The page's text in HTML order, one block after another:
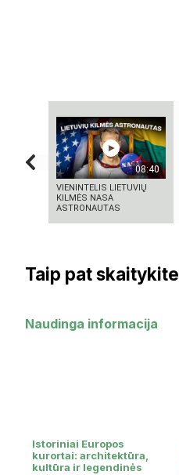
08:40
VIENINTELIS LIETUVIŲ
KILMĖS NASA
ASTRONAUTAS
Taip pat skaitykite
Naudinga informacija
Istoriniai Europos
kurortai: architektūra,
kultūra ir legendinės